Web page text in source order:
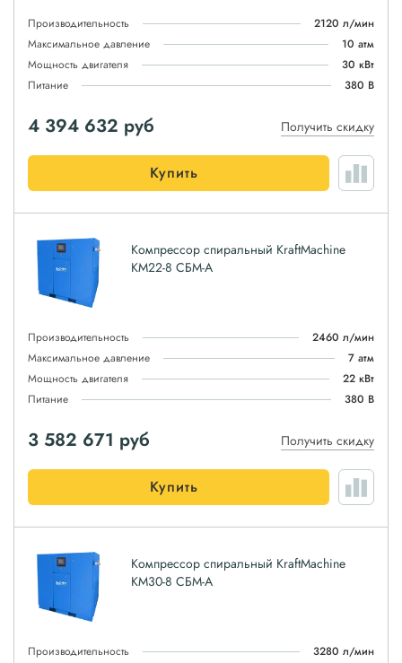
Производительность
2120 л/мин
Максимальное давление
10 атм
Мощность двигателя
30 кВт
Питание
380 В
4 394 632 руб Получить скидку
Купить
Компрессор спиральный KraftMachine
КМ22-8 СБМ-А
Производительность
2460 л/мин
Максимальное давление
7 атм
Мощность двигателя
22 кВт
Питание
380 В
3 582 671 руб Получить скидку
Купить
Компрессор спиральный KraftMachine
КМ30-8 СБМ-А
Производительность
3280 л/мин